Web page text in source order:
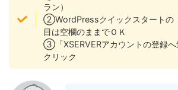
ラン）
②WordPressクイックスタートの
目は空欄のままでＯＫ
③「XSERVERアカウントの登録へ
クリック